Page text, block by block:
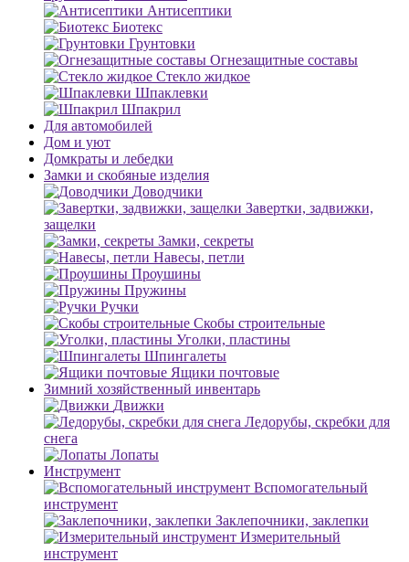
Антисептики
Биотекс
Грунтовки
Огнезащитные составы
Стекло жидкое
Шпаклевки
Шпакрил
Для автомобилей
Дом и уют
Домкраты и лебедки
Замки и скобяные изделия
Доводчики
Завертки, задвижки,
защелки
Замки, секреты
Навесы, петли
Проушины
Пружины
Ручки
Скобы строительные
Уголки, пластины
Шпингалеты
Ящики почтовые
Зимний хозяйственный инвентарь
Движки
Ледорубы, скребки для
снега
Лопаты
Инструмент
Вспомогательный
инструмент
Заклепочники, заклепки
Измерительный
инструмент